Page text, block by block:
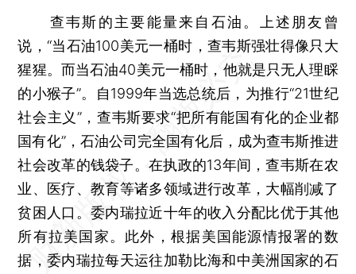
查韦斯的主要能量来自石油。上述朋友曾
说，“当石油100美元一桶时，查韦斯强壮得像只大
猩猩。而当石油40美元一桶时，他就是只无人理睬
的小猴子”。自1999年当选总统后，为推行“21世纪
社会主义”，查韦斯要求“把所有能国有化的企业都
国有化”，石油公司完全国有化后，成为查韦斯推进
社会改革的钱袋子。在执政的13年间，查韦斯在农
业、医疗、教育等诸多领域进行改革，大幅削减了
贫困人口。委内瑞拉近十年的收入分配比优于其他
所有拉美国家。此外，根据美国能源情报署的数
据，委内瑞拉每天运往加勒比海和中美洲国家的石